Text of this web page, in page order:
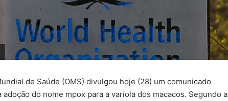
de Saúde (OMS) divulgou hoje (28) um comunicado
adoção do nome mpox para a varíola dos macacos. Segundo a